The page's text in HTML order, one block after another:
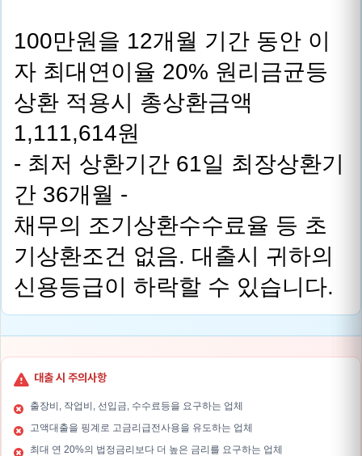
100만원을 12개월 기간 동안 이
자 최대연이율 20% 원리금균등
상환 적용시 총상환금액
1,111,614원
- 최저 상환기간 61일 최장상환기
간 36개월 -
채무의 조기상환수수료율 등 초
기상환조건 없음. 대출시 귀하의
신용등급이 하락할 수 있습니다.
대출 시 주의사항
출장비, 작업비, 선입금, 수수료등을 요구하는 업체
고액대출을 핑계로 고금리급전사용을 유도하는 업체
최대 연 20%의 법정금리보다 더 높은 금리를 요구하는 업체